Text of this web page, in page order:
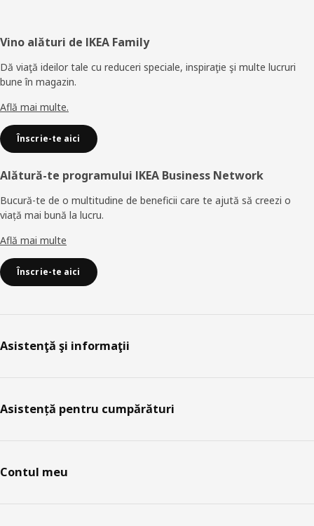
Subsol
Vino alături de IKEA Family
Dă viaţă ideilor tale cu reduceri speciale, inspiraţie şi multe lucruri
bune în magazin.
Află mai multe.
Înscrie-te aici
Alătură-te programului IKEA Business Network
Bucură-te de o multitudine de beneficii care te ajută să creezi o
viață mai bună la lucru.
Află mai multe
Înscrie-te aici
Asistenţă şi informaţii
Asistență pentru cumpărături
Contul meu